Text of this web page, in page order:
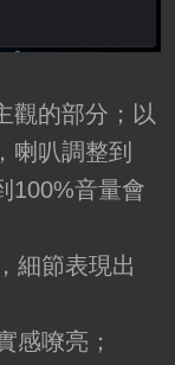
觀的部分；以
喇叭調整到
100%音量會
細節表現出
感嘹亮；